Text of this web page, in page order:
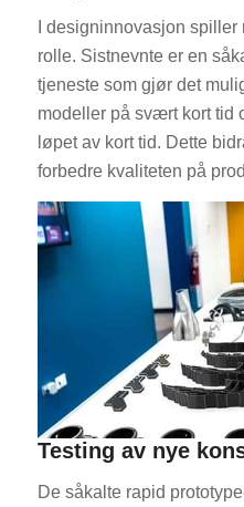
I designinnovasjon
rolle. Sistnevnte er en
tjeneste som gjør det
modeller på svært kort tid
løpet av kort tid. Dette
forbedre kvaliteten på
Testing av nye
De såkalte rapid